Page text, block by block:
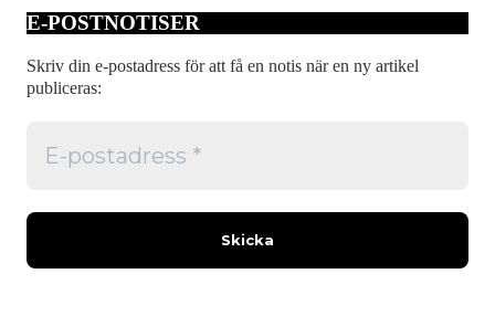
E-POSTNOTISER
Skriv din e-postadress för att få en notis när en ny artikel
publiceras: